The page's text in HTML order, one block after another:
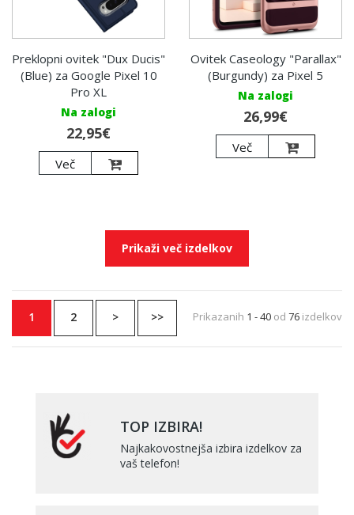
Preklopni ovitek "Dux Ducis"
(Blue) za Google Pixel 10
Pro XL
Na zalogi
22,95€
Več
Ovitek Caseology "Parallax"
(Burgundy) za Pixel 5
Na zalogi
26,99€
Več
Prikaži več izdelkov
1 2 > >> Prikazanih 1 - 40 od 76 izdelkov
TOP IZBIRA!
Najkakovostnejša izbira izdelkov za
vaš telefon!